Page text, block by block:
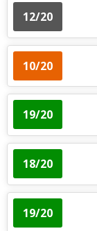
12/20
10/20
19/20
18/20
19/20